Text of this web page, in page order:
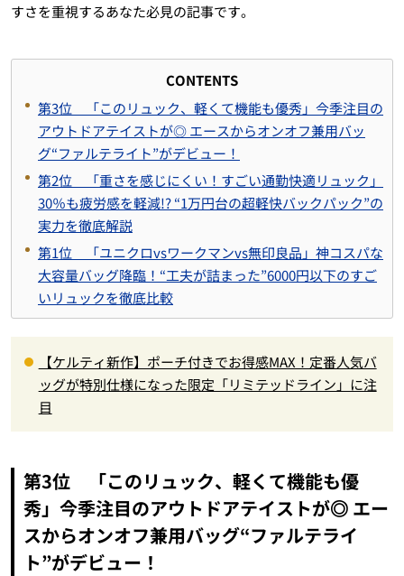
すさを重視するあなた必見の記事です。
CONTENTS
第3位 「このリュック、軽くて機能も優秀」今季注目の
アウトドアテイストが◎ エースからオンオフ兼用バッ
グ“ファルテライト”がデビュー！
第2位 「重さを感じにくい！すごい通勤快適リュック」
30％も疲労感を軽減!? “1万円台の超軽快バックパック”の
実力を徹底解説
第1位 「ユニクロvsワークマンvs無印良品」神コスパな
大容量バッグ降臨！“工夫が詰まった”6000円以下のすご
いリュックを徹底比較
【ケルティ新作】ポーチ付きでお得感MAX！定番人気バ
ッグが特別仕様になった限定「リミテッドライン」に注
目
第3位 「このリュック、軽くて機能も優
秀」今季注目のアウトドアテイストが◎ エー
スからオンオフ兼用バッグ“ファルテライ
ト”がデビュー！